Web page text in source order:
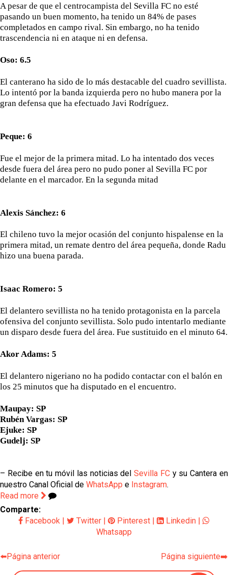
A pesar de que el centrocampista del Sevilla FC no esté
pasando un buen momento, ha tenido un 84% de pases
completados en campo rival. Sin embargo, no ha tenido
trascendencia ni en ataque ni en defensa.
Oso: 6.5
El canterano ha sido de lo más destacable del cuadro sevillista.
Lo intentó por la banda izquierda pero no hubo manera por la
gran defensa que ha efectuado Javi Rodríguez.
Peque: 6
Fue el mejor de la primera mitad. Lo ha intentado dos veces
desde fuera del área pero no pudo poner al Sevilla FC por
delante en el marcador. En la segunda mitad
Alexis Sánchez: 6
El chileno tuvo la mejor ocasión del conjunto hispalense en la
primera mitad, un remate dentro del área pequeña, donde Radu
hizo una buena parada.
Isaac Romero: 5
El delantero sevillista no ha tenido protagonista en la parcela
ofensiva del conjunto sevillista. Solo pudo intentarlo mediante
un disparo desde fuera del área. Fue sustituido en el minuto 64.
Akor Adams: 5
El delantero nigeriano no ha podido contactar con el balón en
los 25 minutos que ha disputado en el encuentro.
Maupay: SP
Rubén Vargas: SP
Ejuke: SP
Gudelj: SP
– Recibe en tu móvil las noticias delSevilla FCy su Cantera en
nuestro Canal Oficial de WhatsApp e Instagram.
Read more
Comparte:
Facebook | Twitter | Pinterest | Linkedin |
Whatsapp
⬅️Página anterior Página siguiente➡️